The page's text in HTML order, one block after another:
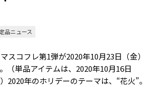
品ニュース
スコフレ第1弾が2020年10月23日（金）
（単品アイテムは、2020年10月16日
2020年のホリデーのテーマは、“花火”。